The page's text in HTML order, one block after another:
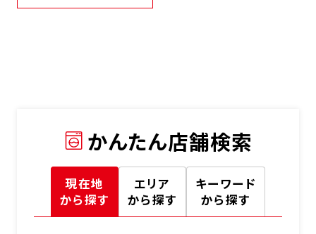
かんたん店舗検索
現在地
から探す
エリア
から探す
キーワード
から探す